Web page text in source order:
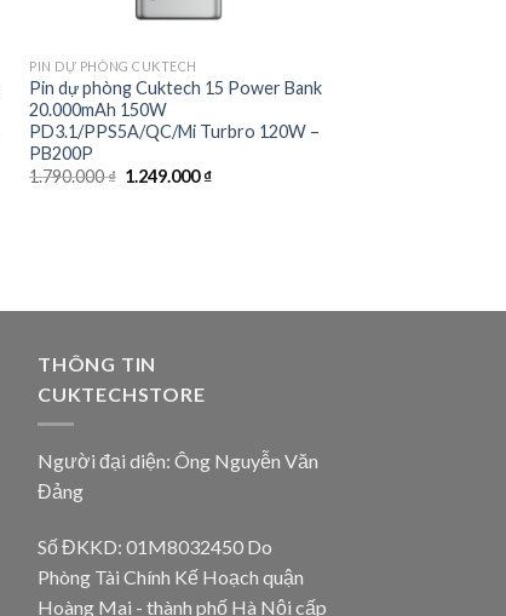
PIN DỰ PHÒNG CUKTECH
Pin dự phòng Cuktech 15 Power Bank
20.000mAh 150W
PD3.1/PPS5A/QC/Mi Turbro 120W –
PB200P
1.790.000₫ Giá
1.249.000₫Giá
THÔNG TIN
CUKTECHSTORE
Người đại diện: Ông Nguyễn Văn
Đảng
Số ĐKKD: 01M8032450 Do
Phòng Tài Chính Kế Hoạch quận
Hoàng Mai - thành phố Hà Nội cấp